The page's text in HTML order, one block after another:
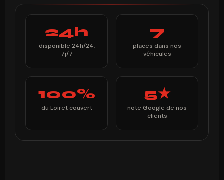
24h
disponible 24h/24,
7j/7
7
places dans nos
véhicules
100%
du Loiret couvert
5★
note Google de nos
clients